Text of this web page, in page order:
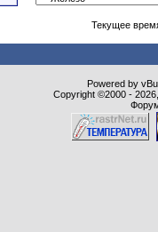
Текущее
Powered by
Copyright ©2000 -